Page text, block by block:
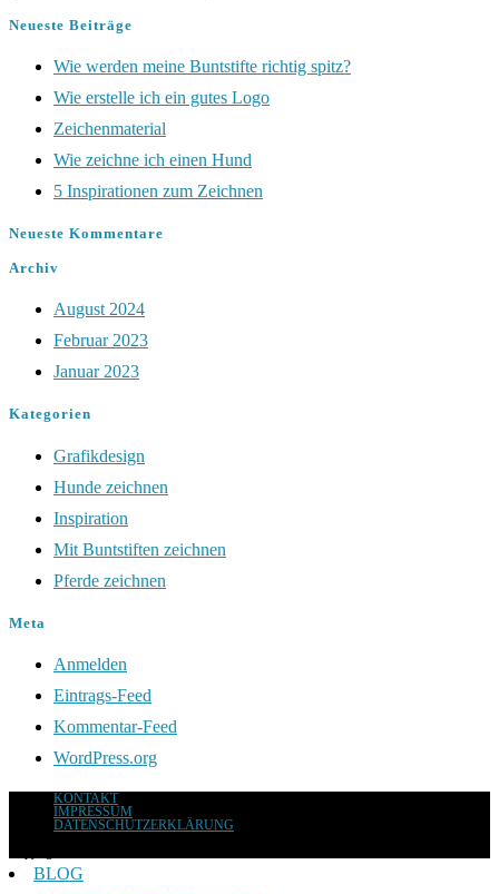
Neueste Beiträge
Wie werden meine Buntstifte richtig spitz?
Wie erstelle ich ein gutes Logo
Zeichenmaterial
Wie zeichne ich einen Hund
5 Inspirationen zum Zeichnen
Neueste Kommentare
Archiv
August 2024
Februar 2023
Januar 2023
Kategorien
Grafikdesign
Hunde zeichnen
Inspiration
Mit Buntstiften zeichnen
Pferde zeichnen
Meta
Anmelden
Eintrags-Feed
Kommentar-Feed
WordPress.org
KONTAKT
IMPRESSUM
DATENSCHUTZERKLÄRUNG
BLOG